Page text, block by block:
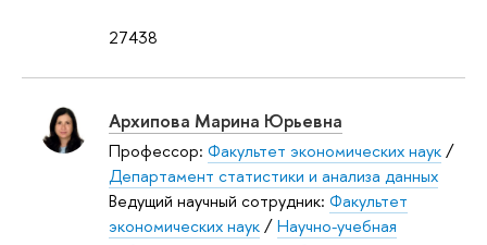
27438
Архипова Марина Юрьевна
Профессор: Факультет экономических наук/
Департамент статистики и анализа данных
Ведущий научный сотрудник: Факультет
экономических наук/Научно-учебная